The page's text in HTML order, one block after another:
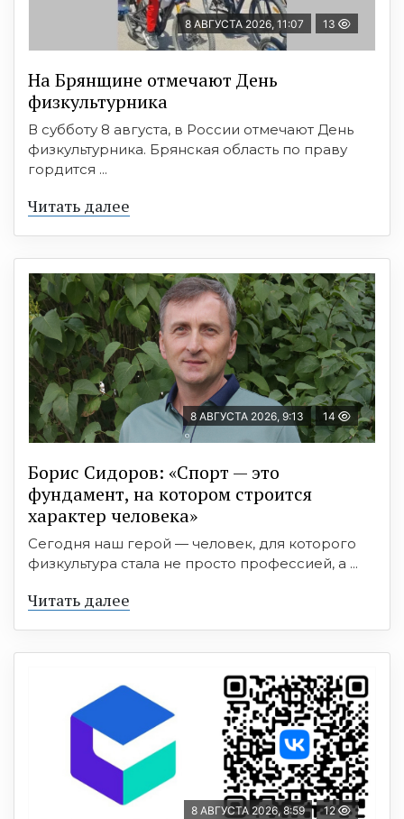
8 АВГУСТА 2026, 11:07 13
На Брянщине отмечают День
физкультурника
В субботу 8 августа, в России отмечают День
физкультурника. Брянская область по праву
гордится ...
Читать далее
8 АВГУСТА 2026, 9:13 14
Борис Сидоров: «Спорт — это
фундамент, на котором строится
характер человека»
Сегодня наш герой — человек, для которого
физкультура стала не просто профессией, а ...
Читать далее
8 АВГУСТА 2026, 8:59 12